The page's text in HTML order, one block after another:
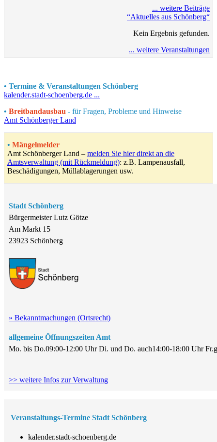
... weitere Beiträge
“Aktuelles aus Schönberg“
Kein Ergebnis gefunden.
... weitere Veranstaltungen
• Termine & Veranstaltungen Schönberg
kalender.stadt-schoenberg.de ...
• Breitbandausbau - für Fragen, Probleme und Hinweise
Amt Schönberger Land
• Mängelmelder
Amt Schönberger Land – melden Sie hier direkt an die
Amtsverwaltung (mit Rückmeldung): z.B. Lampenausfall,
Beschädigungen, Müllablagerungen usw.
Stadt Schönberg
Bürgermeister Lutz Götze
Am Markt 15
23923 Schönberg
» Bekanntmachungen (Ortsrecht)
allgemeine Öffnungszeiten Amt
Mo. bis Do.09:00-12:00 Uhr Di. und Do. auch14:00-18:00 Uhr Fr.
>> weitere Infos zur Verwaltung
Veranstaltungs-Termine Stadt Schönberg
kalender.stadt-schoenberg.de